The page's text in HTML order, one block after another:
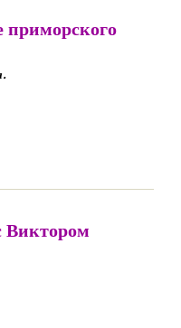
приморского